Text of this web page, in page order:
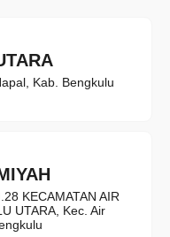
Kab. Bengkulu
KECAMATAN AIR
UTARA, Kec. Air